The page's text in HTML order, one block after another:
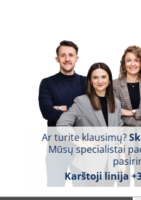
Ar turite klausimų?
Mūsų specialistai
Karštoji linija